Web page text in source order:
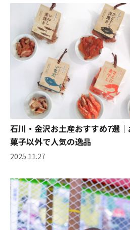
石川・金沢お土産おすすめ7選
菓子以外で人気の逸品
2025.11.27